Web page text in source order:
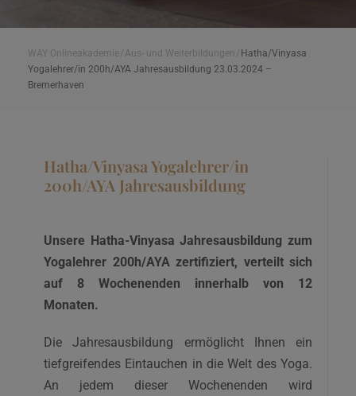
WAY Onlineakademie/ Aus- und Weiterbildungen / Hatha/Vinyasa
Yogalehrer/in 200h/AYA Jahresausbildung 23.03.2024 –
Bremerhaven
Hatha/Vinyasa Yogalehrer/in
200h/AYA Jahresausbildung
Unsere Hatha-Vinyasa Jahresausbildung zum
Yogalehrer 200h/AYA zertifiziert, verteilt sich
auf 8 Wochenenden innerhalb von 12
Monaten.
Die Jahresausbildung ermöglicht Ihnen ein
tiefgreifendes Eintauchen in die Welt des Yoga.
An jedem dieser Wochenenden wird